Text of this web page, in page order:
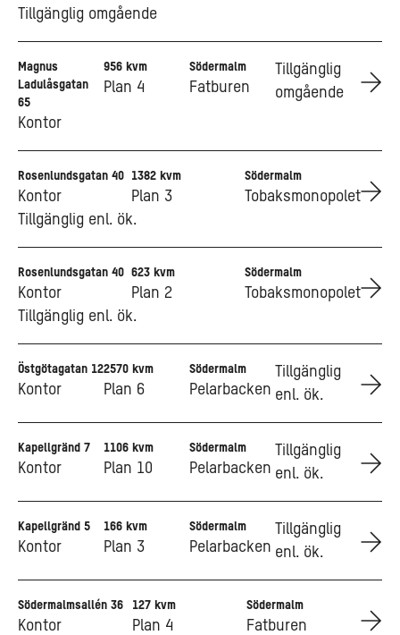
Tillgänglig omgående
Go to Magnus Ladulåsgatan 65
Magnus
Ladulåsgatan
65
Kontor
956 kvm
Plan 4
Södermalm
Fatburen
Tillgänglig
omgående
Go to Rosenlundsgatan 40
Rosenlundsgatan 40
Kontor
1382 kvm
Plan 3
Södermalm
Tobaksmonopolet
Tillgänglig enl. ök.
Go to Rosenlundsgatan 40
Rosenlundsgatan 40
Kontor
623 kvm
Plan 2
Södermalm
Tobaksmonopolet
Tillgänglig enl. ök.
Go to Östgötagatan 12
Östgötagatan 12
Kontor
2570 kvm
Plan 6
Södermalm
Pelarbacken
Tillgänglig
enl. ök.
Go to Kapellgränd 7
Kapellgränd 7
Kontor
1106 kvm
Plan 10
Södermalm
Pelarbacken
Tillgänglig
enl. ök.
Go to Kapellgränd 5
Kapellgränd 5
Kontor
166 kvm
Plan 3
Södermalm
Pelarbacken
Tillgänglig
enl. ök.
Go to Södermalmsallén 36
Södermalmsallén 36
Kontor
127 kvm
Plan 4
Södermalm
Fatburen